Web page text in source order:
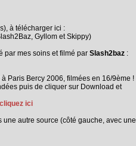
à télécharger ici :
Gyllom et Skippy)
par mes soins et filmé par Slash2baz :
Paris Bercy 2006, filmées en 16/9ème !
puis de cliquer sur Download et
cliquez ici
une autre source (côté gauche, avec une